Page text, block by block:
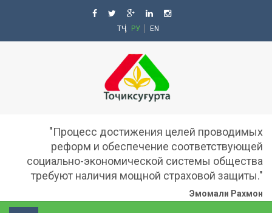
ТҶ РУ EN
"Процесс достижения целей проводимых
реформ и обеспечение соответствующей
социально-экономической системы общества
требуют наличия мощной страховой защиты."
Эмомали Рахмон